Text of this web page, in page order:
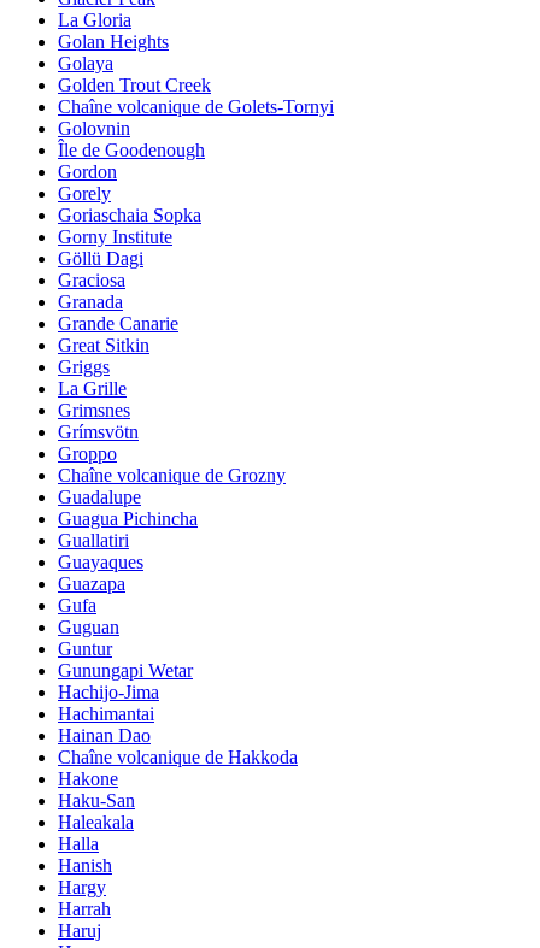
La Gloria
Golan Heights
Golaya
Golden Trout Creek
Chaîne volcanique de Golets-Tornyi
Golovnin
Île de Goodenough
Gordon
Gorely
Goriaschaia Sopka
Gorny Institute
Göllü Dagi
Graciosa
Granada
Grande Canarie
Great Sitkin
Griggs
La Grille
Grimsnes
Grímsvötn
Groppo
Chaîne volcanique de Grozny
Guadalupe
Guagua Pichincha
Guallatiri
Guayaques
Guazapa
Gufa
Guguan
Guntur
Gunungapi Wetar
Hachijo-Jima
Hachimantai
Hainan Dao
Chaîne volcanique de Hakkoda
Hakone
Haku-San
Haleakala
Halla
Hanish
Hargy
Harrah
Haruj